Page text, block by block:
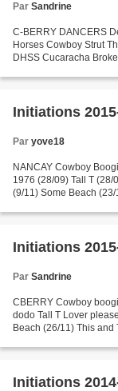
Par Sandrine
C-BERRY DANCERS
Horses Cowboy Strut
DHSS Cucaracha
Initiations
Par yove18
NANCAY Cowboy
1976 (28/09) Tall T
(9/11) Some Beach
Initiations
Par Sandrine
CBERRY Cowboy
dodo Tall T Lover
Beach (26/11) This
Initiations